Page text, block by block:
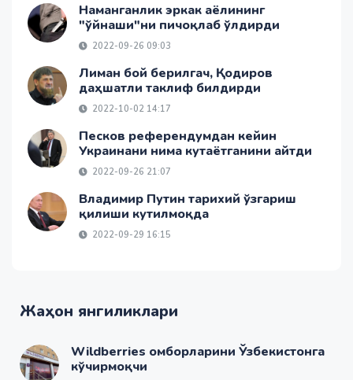
Наманганлик эркак аёлининг
"ўйнаши"ни пичоқлаб ўлдирди
2022-09-26 09:03
Лиман бой берилгач, Қодиров
даҳшатли таклиф билдирди
2022-10-02 14:17
Песков референдумдан кейин
Украинани нима кутаётганини айтди
2022-09-26 21:07
Владимир Путин тарихий ўзгариш
қилиши кутилмоқда
2022-09-29 16:15
Жаҳон янгиликлари
Wildberries омборларини Ўзбекистонга
кўчирмоқчи